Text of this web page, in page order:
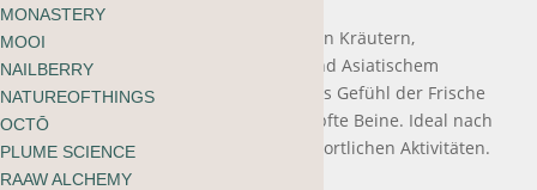
Gel
Dieses kühlende Beingel mit alpinen Kräutern,
Rosskastanie, Minze, Hamamelis und Asiatischem
Wassernabel sorgt für ein sofortiges Gefühl der Frische
und ist ideal für müde und erschöpfte Beine. Ideal nach
Wandertagen, langer Arbeit und sportlichen Aktivitäten.
MONASTERY
MOOI
NAILBERRY
NATUREOFTHINGS
OCTŌ
PLUME SCIENCE
RAAW ALCHEMY